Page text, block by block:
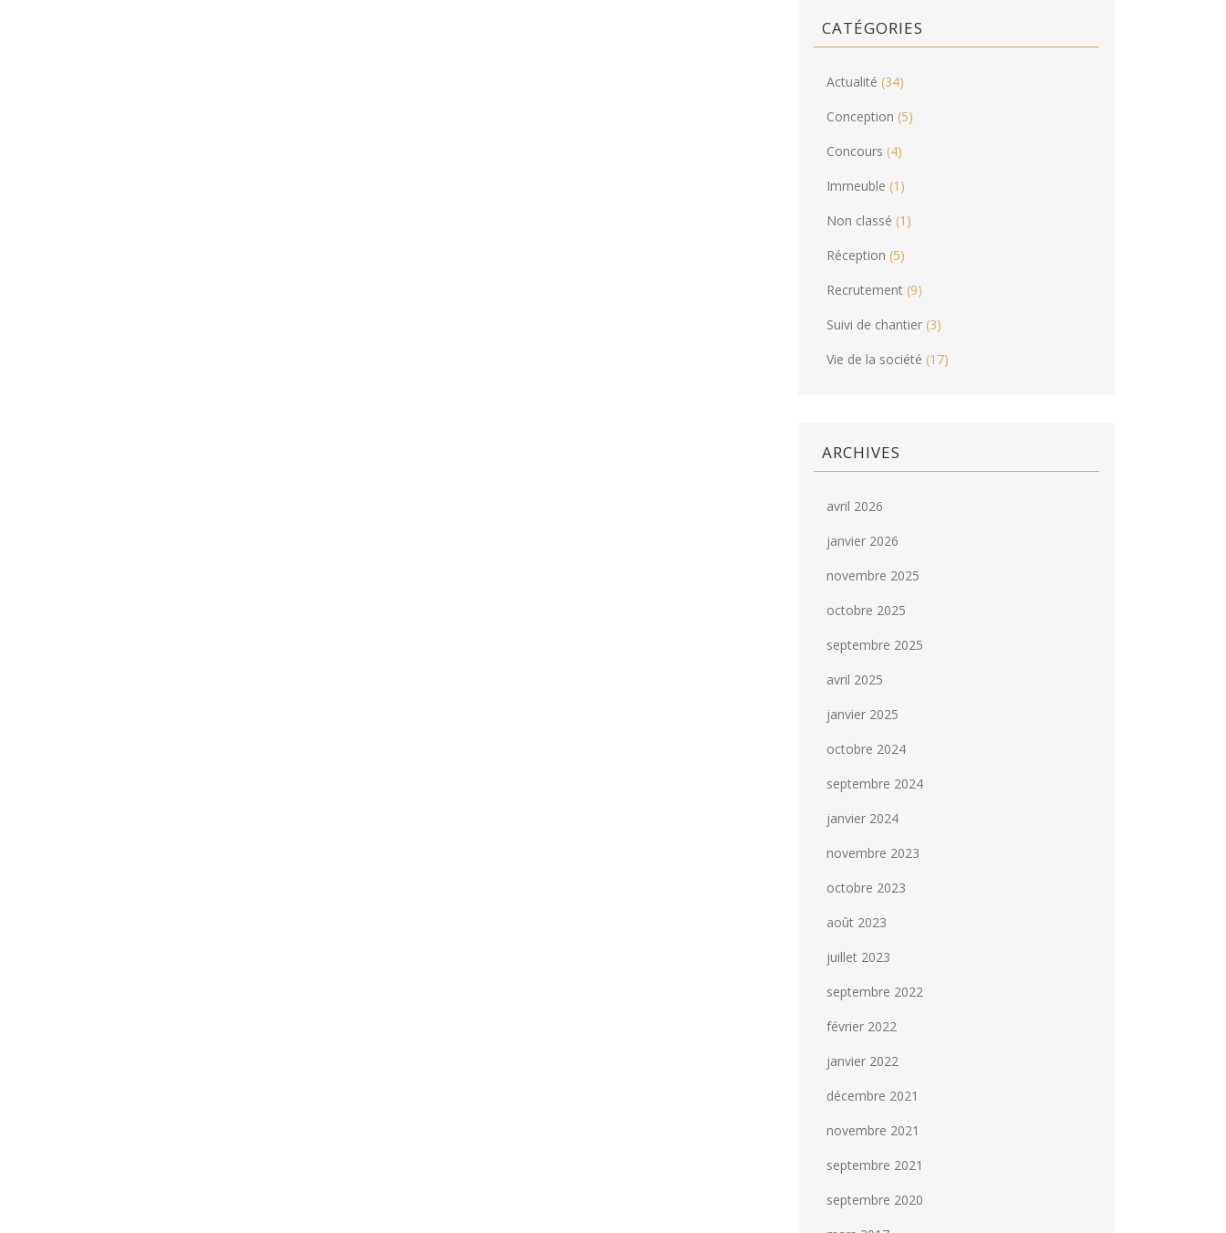
CATÉGORIES
Actualité (34)
Conception (5)
Concours (4)
Immeuble (1)
Non classé (1)
Réception (5)
Recrutement (9)
Suivi de chantier (3)
Vie de la société (17)
ARCHIVES
avril 2026
janvier 2026
novembre 2025
octobre 2025
septembre 2025
avril 2025
janvier 2025
octobre 2024
septembre 2024
janvier 2024
novembre 2023
octobre 2023
août 2023
juillet 2023
septembre 2022
février 2022
janvier 2022
décembre 2021
novembre 2021
septembre 2021
septembre 2020